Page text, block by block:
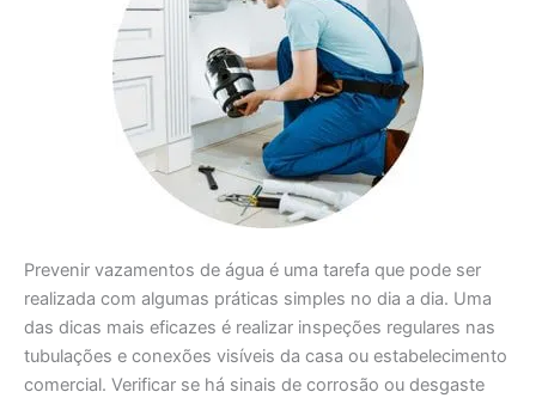
Prevenir vazamentos de água é uma tarefa que pode ser
realizada com algumas práticas simples no dia a dia. Uma
das dicas mais eficazes é realizar inspeções regulares nas
tubulações e conexões visíveis da casa ou estabelecimento
comercial. Verificar se há sinais de corrosão ou desgaste